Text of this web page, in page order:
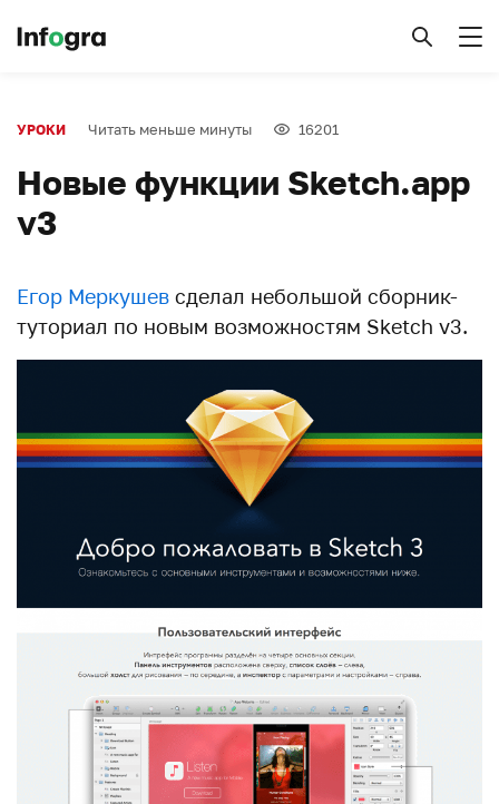
УРОКИ Читать меньше минуты 16201
Новые функции Sketch.app
v3
Егор Меркушев сделал небольшой сборник-
туториал по новым возможностям Sketch v3.